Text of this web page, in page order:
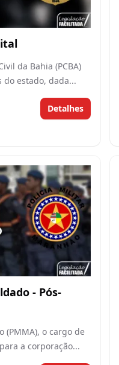
da Bahia (PCBA)
estado, dada...
Detalhes
- Pós-
(PMMA), o cargo de
a corporação...